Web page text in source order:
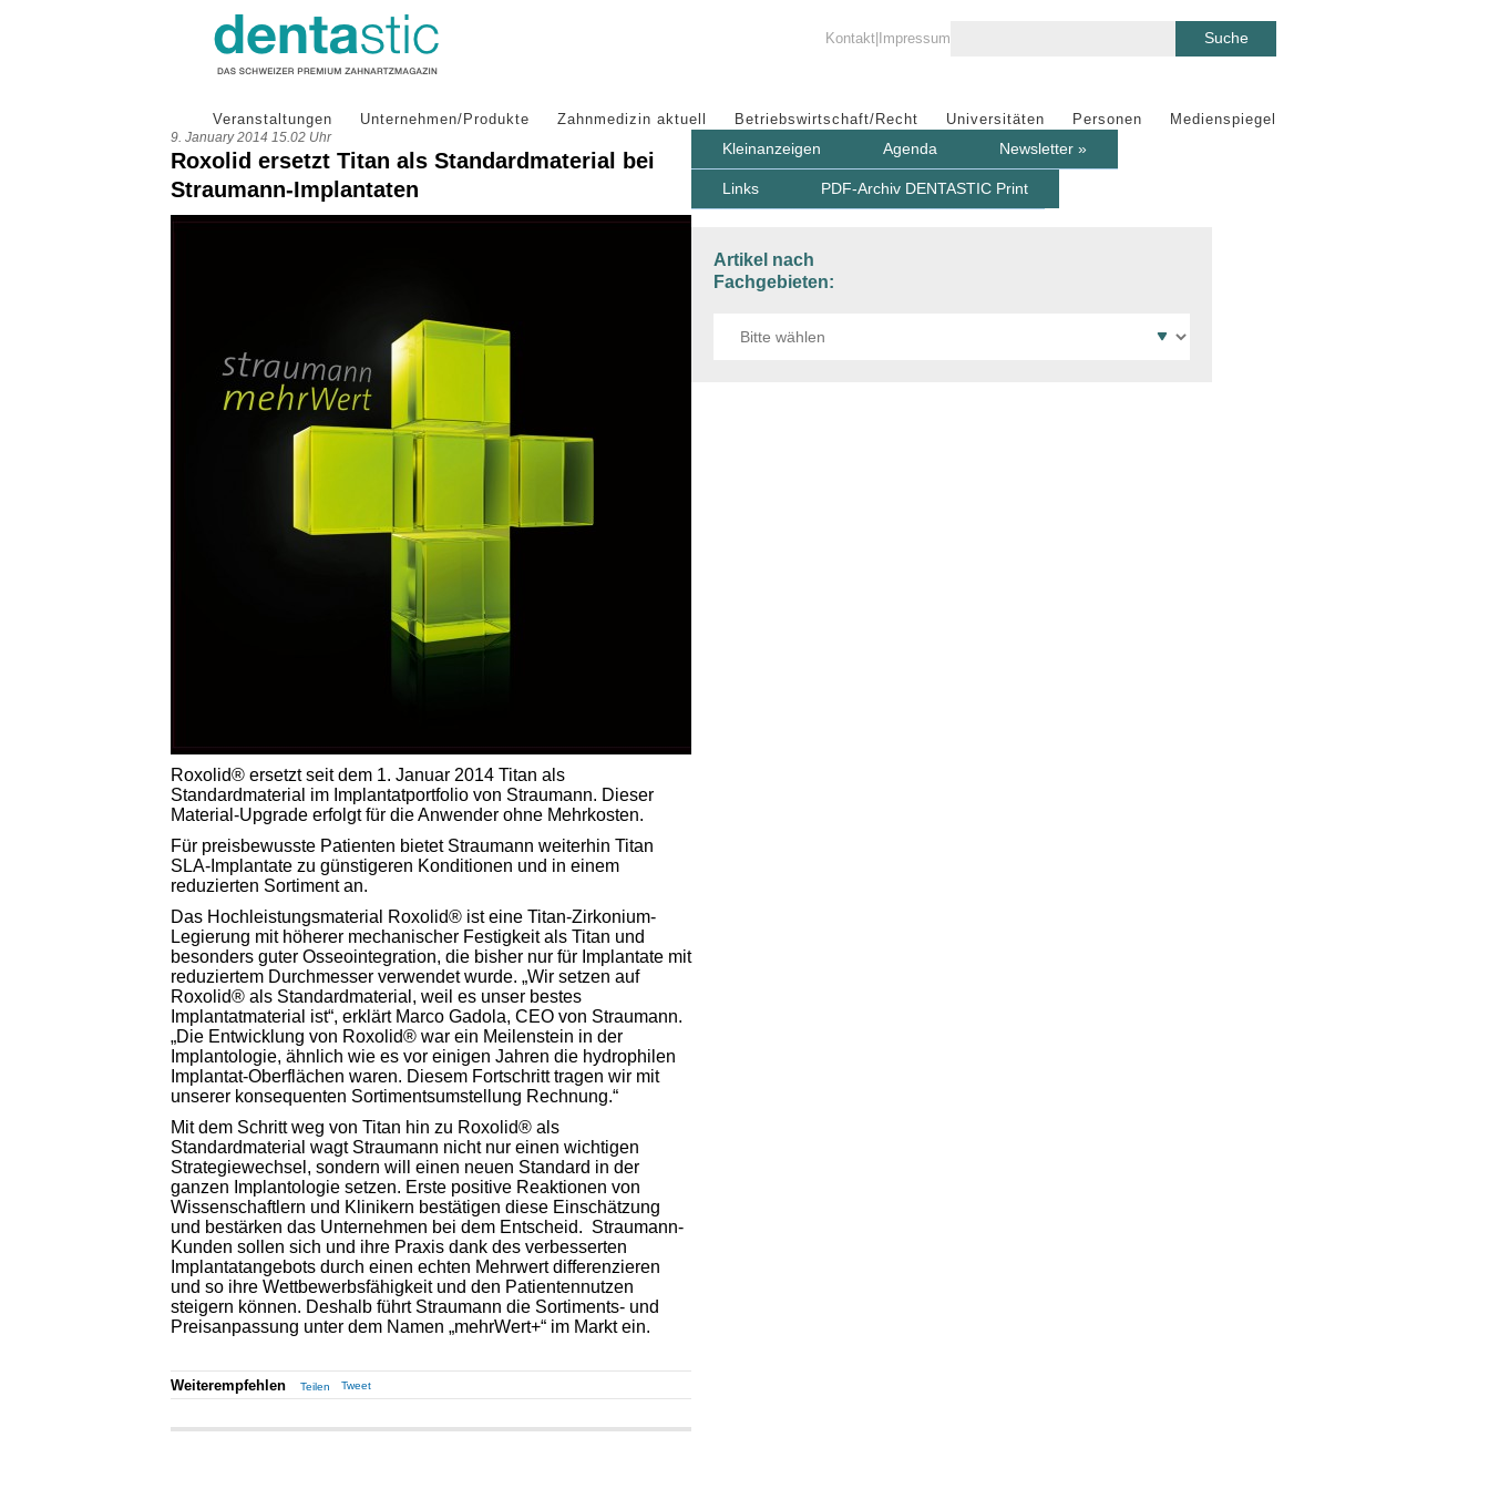
Kontakt Impressum
Veranstaltungen Unternehmen/Produkte Zahnmedizin aktuell Betriebswirtschaft/Recht Universitäten Personen Medienspiegel
9. January 2014 15.02 Uhr
Roxolid ersetzt Titan als Standardmaterial bei
Straumann-Implantaten
Roxolid® ersetzt seit dem 1. Januar 2014 Titan als
Standardmaterial im Implantatportfolio von Straumann. Dieser
Material-Upgrade erfolgt für die Anwender ohne Mehrkosten.
Für preisbewusste Patienten bietet Straumann weiterhin Titan
SLA-Implantate zu günstigeren Konditionen und in einem
reduzierten Sortiment an.
Das Hochleistungsmaterial Roxolid® ist eine Titan-Zirkonium-
Legierung mit höherer mechanischer Festigkeit als Titan und
besonders guter Osseointegration, die bisher nur für Implantate mit
reduziertem Durchmesser verwendet wurde. „Wir setzen auf
Roxolid® als Standardmaterial, weil es unser bestes
Implantatmaterial ist“, erklärt Marco Gadola, CEO von Straumann.
„Die Entwicklung von Roxolid® war ein Meilenstein in der
Implantologie, ähnlich wie es vor einigen Jahren die hydrophilen
Implantat-Oberflächen waren. Diesem Fortschritt tragen wir mit
unserer konsequenten Sortimentsumstellung Rechnung.“
Mit dem Schritt weg von Titan hin zu Roxolid® als
Standardmaterial wagt Straumann nicht nur einen wichtigen
Strategiewechsel, sondern will einen neuen Standard in der
ganzen Implantologie setzen. Erste positive Reaktionen von
Wissenschaftlern und Klinikern bestätigen diese Einschätzung
und bestärken das Unternehmen bei dem Entscheid. Straumann-
Kunden sollen sich und ihre Praxis dank des verbesserten
Implantatangebots durch einen echten Mehrwert differenzieren
und so ihre Wettbewerbsfähigkeit und den Patientennutzen
steigern können. Deshalb führt Straumann die Sortiments- und
Preisanpassung unter dem Namen „mehrWert+“ im Markt ein.
Weiterempfehlen Teilen Tweet
Kleinanzeigen Agenda Newsletter »
Links PDF-Archiv DENTASTIC Print
Artikel nach
Fachgebieten: